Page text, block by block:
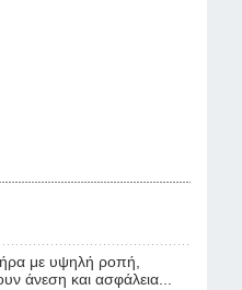
με υψηλή ροπή,
άνεση και ασφάλεια...